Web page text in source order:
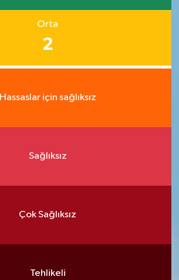
Orta
2
Hassaslar için sağlıksız
Sağlıksız
Çok Sağlıksız
Tehlikeli